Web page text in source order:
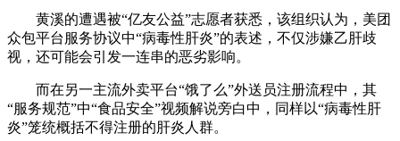
黄溪的遭遇被“亿友公益”志愿者获悉，该组织认为，美团
众包平台服务协议中“病毒性肝炎”的表述，不仅涉嫌乙肝歧
视，还可能会引发一连串的恶劣影响。
而在另一主流外卖平台“饿了么”外送员注册流程中，其
“服务规范”中“食品安全”视频解说旁白中，同样以“病毒性肝
炎”笼统概括不得注册的肝炎人群。